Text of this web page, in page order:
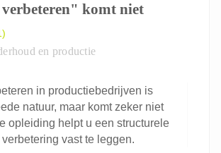
komt niet
en productie
in productiebedrijven is
natuur, maar komt zeker niet
opleiding helpt u een structurele
vast te leggen.